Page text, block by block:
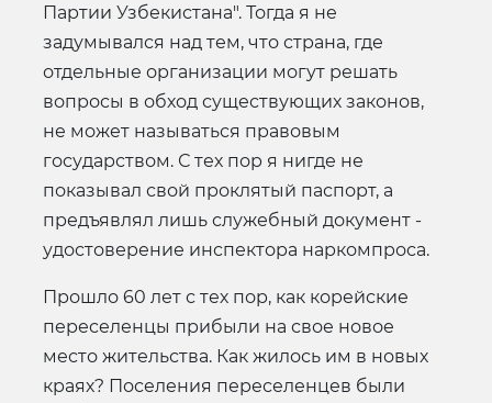
Партии Узбекистана". Тогда я не
задумывался над тем, что страна, где
отдельные организации могут решать
вопросы в обход существующих законов,
не может называться правовым
государством. С тех пор я нигде не
показывал свой проклятый паспорт, а
предъявлял лишь служебный документ -
удостоверение инспектора наркомпроса.
Прошло 60 лет с тех пор, как корейские
переселенцы прибыли на свое новое
место жительства. Как жилось им в новых
краях? Поселения переселенцев были